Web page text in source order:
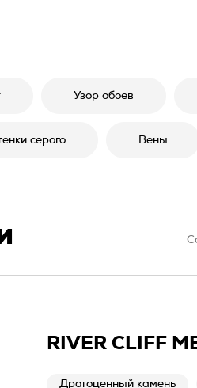
Узор обоев
серого Вены
RIVER CLIFF
Драгоценный камень